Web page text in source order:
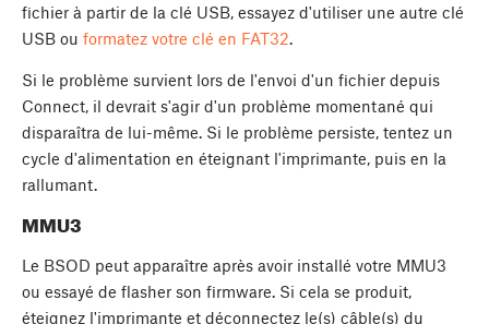
fichier à partir de la clé USB, essayez d'utiliser une autre clé
USB ou formatez votre clé en FAT32.
Si le problème survient lors de l'envoi d'un fichier depuis
Connect, il devrait s'agir d'un problème momentané qui
disparaîtra de lui-même. Si le problème persiste, tentez un
cycle d'alimentation en éteignant l'imprimante, puis en la
rallumant.
MMU3
Le BSOD peut apparaître après avoir installé votre MMU3
ou essayé de flasher son firmware. Si cela se produit,
éteignez l'imprimante et déconnectez le(s) câble(s) du